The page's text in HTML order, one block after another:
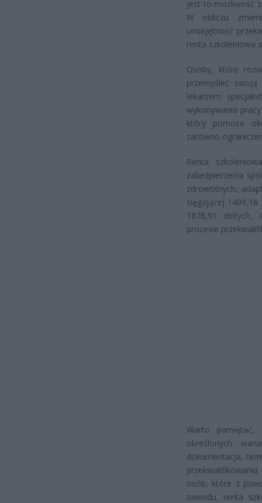
jest to możliwość
W obliczu
umiejętność
renta szkoleniowa
Osoby, które
przemyśleć
lekarzem
wykonywania
który pomoże
zarówno
Renta
zabezpieczenia
zdrowotnych,
sięgającej
1878,91
procesie
Warto pamiętać,
określonych
dokumentacja,
osób, które z
zawodu, renta